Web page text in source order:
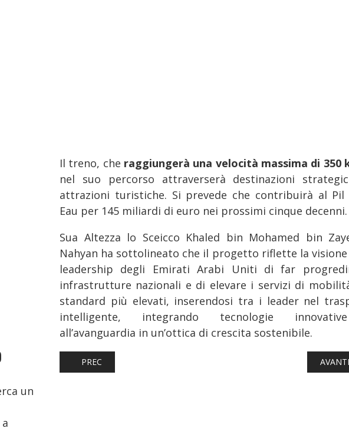
un
Il treno, che raggiungerà una velocità massima di 350
nel suo percorso attraverserà destinazioni
attrazioni turistiche. Si prevede che contribuirà al Pil
Eau per 145 miliardi di euro nei prossimi cinque decenni.
Sua Altezza lo Sceicco Khaled bin Mohamed bin
Nahyan ha sottolineato che il progetto riflette la visione
leadership degli Emirati Arabi Uniti di far
infrastrutture nazionali e di elevare i servizi di
standard più elevati, inserendosi tra i leader nel
intelligente, integrando tecnologie
all’avanguardia in un’ottica di crescita sostenibile.
ARTICOLO PRECEDENTE: FERROVIE: SCIOPERO DEL 24 E 25
PREC AVANTI